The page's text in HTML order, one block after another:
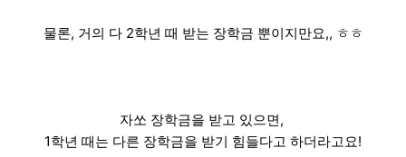
물론, 거의 다 2학년 때 받는 장학금 뿐이지만요,, ㅎㅎ
자쏘 장학금을 받고 있으면,
1학년 때는 다른 장학금을 받기 힘들다고 하더라고요!